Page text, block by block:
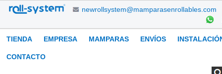
Cambiar
contenido.
Saltar
newrollsystem@mamparasenrollables.com
Navegación
TIENDA EMPRESA MAMPARAS ENVÍOS
CONTACTO